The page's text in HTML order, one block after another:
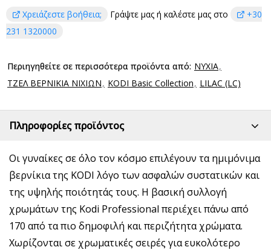
Χρειάζεστε βοήθεια; Γράψτε μας ή καλέστε μας στο
+30
231 1320000
Περιηγηθείτε σε περισσότερα προϊόντα από: ΝΥΧΙΑ
ΤΖΕΛ ΒΕΡΝΙΚΙΑ ΝΙΧΙΩΝ
KODI Basic Collection LILAC (LC)
Πληροφορίες προϊόντος
Οι γυναίκες σε όλο τον κόσμο επιλέγουν τα ημιμόνιμα
βερνίκια της KODI λόγο των ασφαλών συστατικών και
της υψηλής ποιότητάς τους. Η βασική συλλογή
χρωμάτων της Kodi Professional περιέχει πάνω από
170 από τα πιο δημοφιλή και περιζήτητα χρώματα.
Χωρίζονται σε χρωματικές σειρές για ευκολότερο